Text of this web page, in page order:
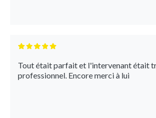
Tout était parfait et l'intervenant était
professionnel. Encore merci à lui